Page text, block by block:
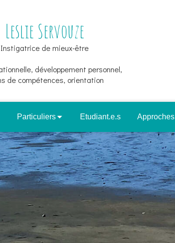
Leslie Servouze
Instigatrice de mieux-être
développement personnel,
de compétences, orientation
Particuliers Etudiant.e.s Approches